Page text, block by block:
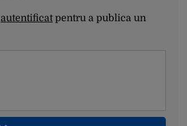
autentificatpentru a publica un